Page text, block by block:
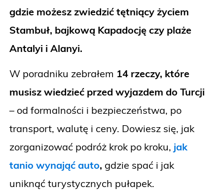
gdzie możesz zwiedzić tętniący życiem
Stambuł, bajkową Kapadocję czy plaże
Antalyi i Alanyi.
W poradniku zebrałem 14 rzeczy, które
musisz wiedzieć przed wyjazdem do Turcji
– od formalności i bezpieczeństwa, po
transport, walutę i ceny. Dowiesz się, jak
zorganizować podróż krok po kroku, jak
tanio wynająć auto, gdzie spać i jak
uniknąć turystycznych pułapek.